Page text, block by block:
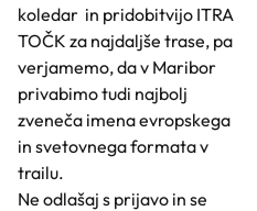
koledar in pridobitvijo ITRA
TOČK za najdaljše trase, pa
verjamemo, da v Maribor
privabimo tudi najbolj
zveneča imena evropskega
in svetovnega formata v
trailu.
Ne odlašaj s prijavo in se